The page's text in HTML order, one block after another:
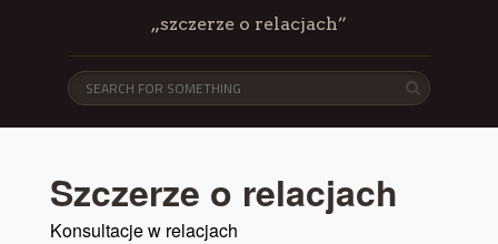
„szczerze o relacjach”
Szczerze o relacjach
Konsultacje w relacjach